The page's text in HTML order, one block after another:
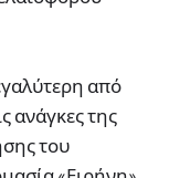
από
ανάγκες της
του